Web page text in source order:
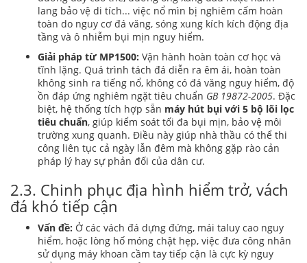
lang bảo vệ di tích... việc nổ mìn bị nghiêm cấm hoàn
toàn do nguy cơ đá văng, sóng xung kích kích động địa
tầng và ô nhiễm bụi mịn nguy hiểm.
Giải pháp từ MP1500: Vận hành hoàn toàn cơ học và
tĩnh lặng. Quá trình tách đá diễn ra êm ái, hoàn toàn
không sinh ra tiếng nổ, không có đá văng nguy hiểm, độ
ồn đáp ứng nghiêm ngặt tiêu chuẩn GB 19872-2005. Đặc
biệt, hệ thống tích hợp sẵn máy hút bụi với 5 bộ lõi lọc
tiêu chuẩn, giúp kiểm soát tối đa bụi mịn, bảo vệ môi
trường xung quanh. Điều này giúp nhà thầu có thể thi
công liên tục cả ngày lẫn đêm mà không gặp rào cản
pháp lý hay sự phản đối của dân cư.
2.3. Chinh phục địa hình hiểm trở, vách
đá khó tiếp cận
Vấn đề: Ở các vách đá dựng đứng, mái taluy cao nguy
hiểm, hoặc lòng hố móng chật hẹp, việc đưa công nhân
sử dụng máy khoan cầm tay tiếp cận là cực kỳ nguy